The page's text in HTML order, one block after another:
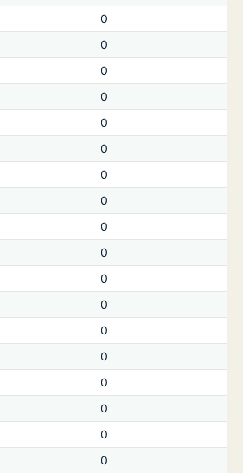
0
0
0
0
0
0
0
0
0
0
0
0
0
0
0
0
0
0